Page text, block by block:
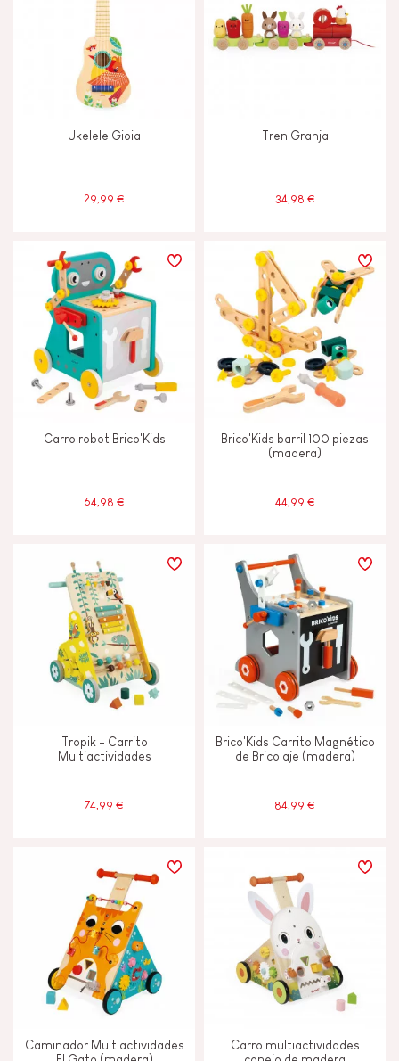
JANOD ESTÁ COMPROMETIDO
Etiqueta FSC®
Made in France
Ukelele Gioia
29,99 €
Tren Granja
34,98 €
Carro robot Brico'Kids
64,98 €
Brico'Kids barril 100 piezas
(madera)
44,99 €
Tropik - Carrito
Multiactividades
74,99 €
Brico'Kids Carrito Magnético
de Bricolaje (madera)
84,99 €
Caminador Multiactividades
Carro multiactividades